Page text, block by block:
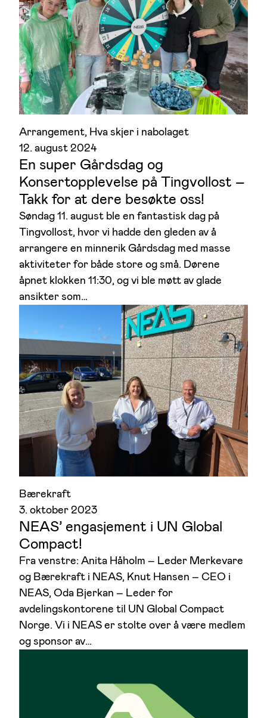
Arrangement, Hva skjer i nabolaget
12. august 2024
En super Gårdsdag og
Konsertopplevelse på Tingvollost –
Takk for at dere besøkte oss!
Søndag 11. august ble en fantastisk dag på
Tingvollost, hvor vi hadde den gleden av å
arrangere en minnerik Gårdsdag med masse
aktiviteter for både store og små. Dørene
åpnet klokken 11:30, og vi ble møtt av glade
ansikter som…
Bærekraft
3. oktober 2023
NEAS’ engasjement i UN Global
Compact!
Fra venstre: Anita Håholm – Leder Merkevare
og Bærekraft i NEAS, Knut Hansen – CEO i
NEAS, Oda Bjerkan – Leder for
avdelingskontorene til UN Global Compact
Norge. Vi i NEAS er stolte over å være medlem
og sponsor av…